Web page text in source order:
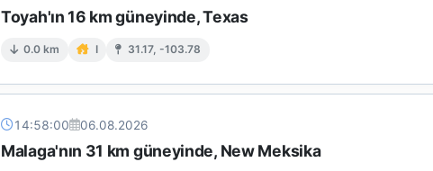
Toyah'ın 16 km güneyinde, Texas
0.0 km I 31.17, -103.78
14:58:00 06.08.2026
Malaga'nın 31 km güneyinde, New Meksika